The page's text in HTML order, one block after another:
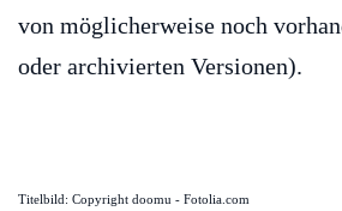
von möglicherweise noch
oder archivierten Versionen).
Titelbild: Copyright doomu - Fotolia.com